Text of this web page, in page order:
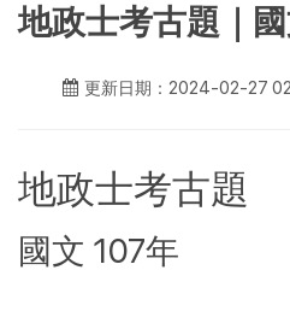
地政士考古題｜
更新日期：2024-02-27
地政士考古題
國文 107年